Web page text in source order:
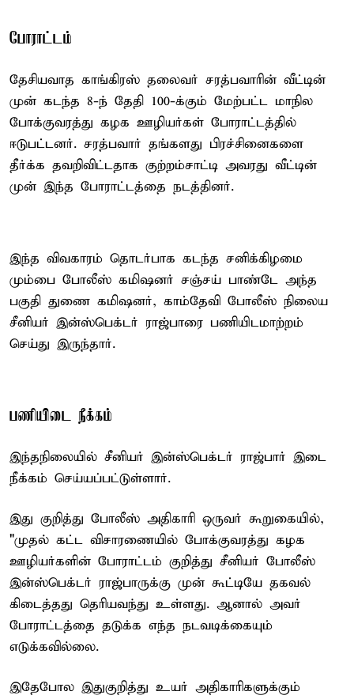
போராட்டம்
தேசியவாத காங்கிரஸ் தலைவர் சரத்பவாரின் வீட்டின்
முன் கடந்த 8-ந் தேதி 100-க்கும் மேற்பட்ட மாநில
போக்குவரத்து கழக ஊழியர்கள் போராட்டத்தில்
ஈடுபட்டனர். சரத்பவார் தங்களது பிரச்சினைகளை
தீர்க்க தவறிவிட்டதாக குற்றம்சாட்டி அவரது வீட்டின்
முன் இந்த போராட்டத்தை நடத்தினர்.
இந்த விவகாரம் தொடர்பாக கடந்த சனிக்கிழமை
மும்பை போலீஸ் கமிஷனர் சஞ்சய் பாண்டே அந்த
பகுதி துணை கமிஷனர், காம்தேவி போலீஸ் நிலைய
சீனியர் இன்ஸ்பெக்டர் ராஜ்பாரை பணியிடமாற்றம்
செய்து இருந்தார்.
பணியிடை நீக்கம்
இந்தநிலையில் சீனியர் இன்ஸ்பெக்டர் ராஜ்பார் இடை
நீக்கம் செய்யப்பட்டுள்ளார்.
இது குறித்து போலீஸ் அதிகாரி ஒருவர் கூறுகையில்,
"முதல் கட்ட விசாரணையில் போக்குவரத்து கழக
ஊழியர்களின் போராட்டம் குறித்து சீனியர் போலீஸ்
இன்ஸ்பெக்டர் ராஜ்பாருக்கு முன் கூட்டியே தகவல்
கிடைத்தது தெரியவந்து உள்ளது. ஆனால் அவர்
போராட்டத்தை தடுக்க எந்த நடவடிக்கையும்
எடுக்கவில்லை.
இதேபோல இதுகுறித்து உயர் அதிகாரிகளுக்கும்